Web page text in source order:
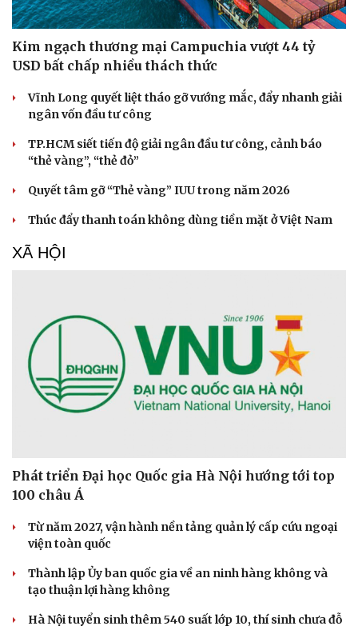
Kim ngạch thương mại Campuchia vượt 44 tỷ
USD bất chấp nhiều thách thức
Vĩnh Long quyết liệt tháo gỡ vướng mắc, đẩy nhanh giải
ngân vốn đầu tư công
TP.HCM siết tiến độ giải ngân đầu tư công, cảnh báo
“thẻ vàng”, “thẻ đỏ”
Quyết tâm gỡ “Thẻ vàng” IUU trong năm 2026
Thúc đẩy thanh toán không dùng tiền mặt ở Việt Nam
XÃ HỘI
Phát triển Đại học Quốc gia Hà Nội hướng tới top
100 châu Á
Từ năm 2027, vận hành nền tảng quản lý cấp cứu ngoại
viện toàn quốc
Thành lập Ủy ban quốc gia về an ninh hàng không và
tạo thuận lợi hàng không
Hà Nội tuyển sinh thêm 540 suất lớp 10, thí sinh chưa đỗ